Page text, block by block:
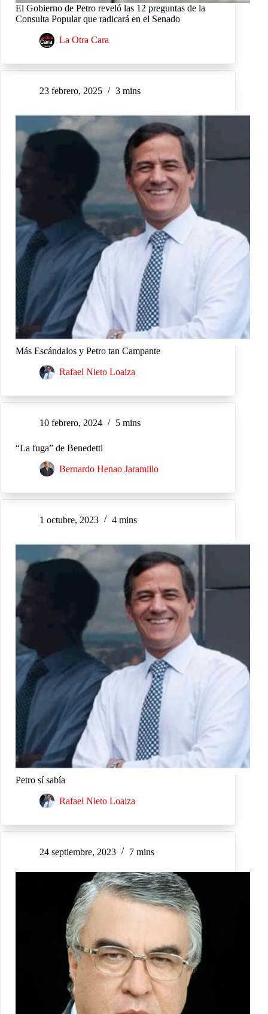
El Gobierno de Petro reveló las 12 preguntas de la
Consulta Popular que radicará en el Senado
La Otra Cara
23 febrero, 2025 3 mins
Más Escándalos y Petro tan Campante
Rafael Nieto Loaiza
10 febrero, 2024 5 mins
“La fuga” de Benedetti
Bernardo Henao Jaramillo
1 octubre, 2023 4 mins
Petro sí sabía
Rafael Nieto Loaiza
24 septiembre, 2023 7 mins